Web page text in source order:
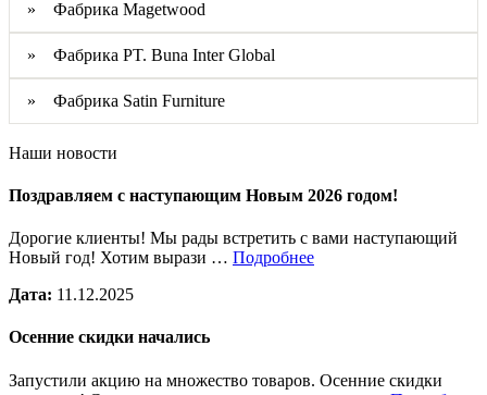
» Фабрика Magetwood
» Фабрика PT. Buna Inter Global
» Фабрика Satin Furniture
Наши новости
Поздравляем с наступающим Новым 2026 годом!
Дорогие клиенты! Мы рады встретить с вами наступающий
Новый год! Хотим вырази … Подробнее
Дата: 11.12.2025
Осенние скидки начались
Запустили акцию на множество товаров. Осенние скидки